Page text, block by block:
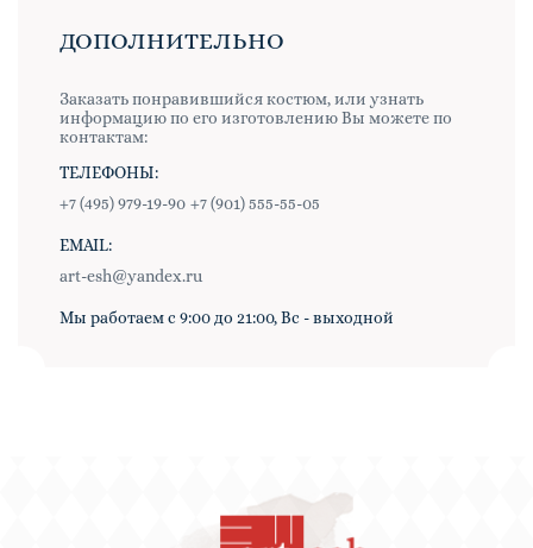
ДОПОЛНИТЕЛЬНО
Заказать понравившийся костюм, или узнать
информацию по его изготовлению Вы можете по
контактам:
ТЕЛЕФОНЫ:
+7 (495) 979-19-90 +7 (901) 555-55-05
EMAIL:
art-esh@yandex.ru
Мы работаем с 9:00 до 21:00, Вс - выходной